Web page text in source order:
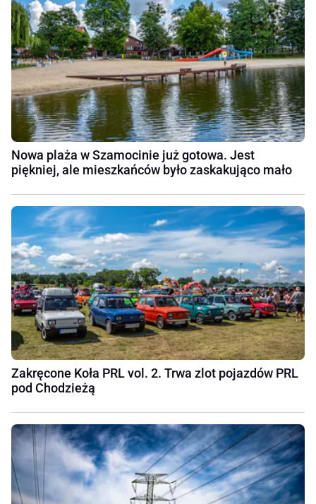
Nowa plaża w Szamocinie już gotowa. Jest
piękniej, ale mieszkańców było zaskakująco mało
Zakręcone Koła PRL vol. 2. Trwa zlot pojazdów PRL
pod Chodzieżą